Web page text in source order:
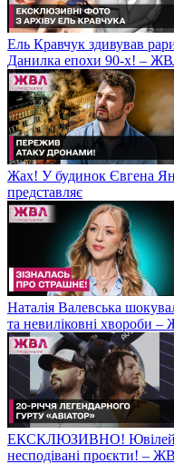
Ель Кравчук здивував
Данилка епохи 90-х! –
Жах! У будинок Євгена
представляє
Наталія Валевська
та невиліковні хвороби
ЕКСКЛЮЗИВНО! Ювілей
несподівані проєкти! –